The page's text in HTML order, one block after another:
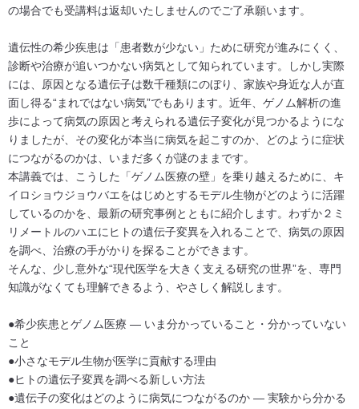
の場合でも受講料は返却いたしませんのでご了承願います。
遺伝性の希少疾患は「患者数が少ない」ために研究が進みにくく、
診断や治療が追いつかない病気として知られています。しかし実際
には、原因となる遺伝子は数千種類にのぼり、家族や身近な人が直
面し得る“まれではない病気”でもあります。近年、ゲノム解析の進
歩によって病気の原因と考えられる遺伝子変化が見つかるようにな
りましたが、その変化が本当に病気を起こすのか、どのように症状
につながるのかは、いまだ多くが謎のままです。
本講義では、こうした「ゲノム医療の壁」を乗り越えるために、キ
イロショウジョウバエをはじめとするモデル生物がどのように活躍
しているのかを、最新の研究事例とともに紹介します。わずか２ミ
リメートルのハエにヒトの遺伝子変異を入れることで、病気の原因
を調べ、治療の手がかりを探ることができます。
そんな、少し意外な“現代医学を大きく支える研究の世界”を、専門
知識がなくても理解できるよう、やさしく解説します。
●希少疾患とゲノム医療 ― いま分かっていること・分かっていない
こと
●小さなモデル生物が医学に貢献する理由
●ヒトの遺伝子変異を調べる新しい方法
●遺伝子の変化はどのように病気につながるのか ― 実験から分かる